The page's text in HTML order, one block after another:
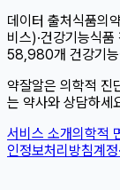
데이터 출처 식품의
비스)·건강기능식품
58,980개 건강기
약잘알은 의학적 진
는 약사와 상담하세
서비스 소개의학적
인정보처리방침계정